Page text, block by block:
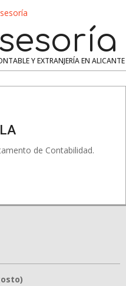
Y EXTRANJERÍA EN ALICANTE
de Contabilidad.